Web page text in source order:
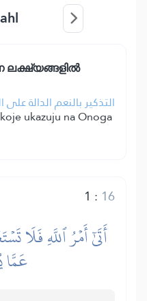
التذكير بالنعم الدالة
ukazuju na Onoga
1 : 16
أَتَىٰٓ أَمۡرُ ٱللَّهِ فَلَا